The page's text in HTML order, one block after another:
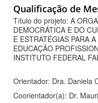
Qualificação de
Título do projeto: A
DEMOCRÁTICA E DO
E ESTRATÉGIAS PARA
EDUCAÇÃO
INSTITUTO FEDERAL
Orientador: Dra. Daniela
Coorientador(a): Dr.